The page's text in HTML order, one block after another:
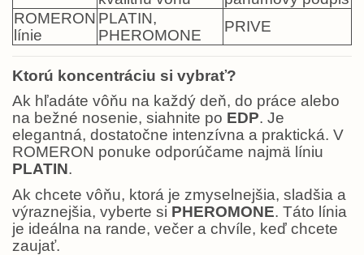
ROMERON
línie
PLATIN,
PHEROMONE
PRIVE
Ktorú koncentráciu si vybrať?
Ak hľadáte vôňu na každý deň, do práce alebo
na bežné nosenie, siahnite po EDP. Je
elegantná, dostatočne intenzívna a praktická. V
ROMERON ponuke odporúčame najmä líniu
PLATIN.
Ak chcete vôňu, ktorá je zmyselnejšia, sladšia a
výraznejšia, vyberte si PHEROMONE. Táto línia
je ideálna na rande, večer a chvíle, keď chcete
zaujať.